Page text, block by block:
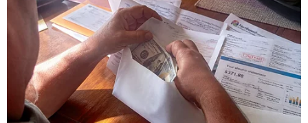
Sẽ di dời KCN Biên Hòa 1 để cứu sông
Đồng Nai
08/07/2013 14:49
Chủ trương di dời khu công nghiệp Biên Hòa 1 để cứu
sông Đồng Nai đã được Thủ tướng Chính phủ và hầu